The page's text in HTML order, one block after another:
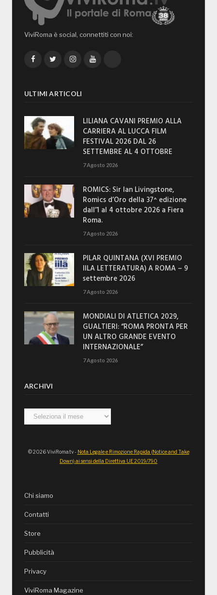
ViviRoma è social, connettiti con noi:
FacebookTwitterInstagramYouTube
ULTIMI ARTICOLI
LILIANA CAVANI PREMIO ALLA
CARRIERA AL LUCCA FILM
FESTIVAL 2026 DAL 26
SETTEMBRE AL 4 OTTOBRE
7 Agosto 2026
ROMICS: Sir Ian Livingstone,
Romics d’Oro della 37^ edizione
dall’1 al 4 ottobre 2026 a Fiera
Roma.
7 Agosto 2026
PILAR QUINTANA (XVI PREMIO
IILA LETTERATURA) A ROMA – 9
settembre 2026
7 Agosto 2026
MONDIALI DI ATLETICA 2029,
GUALTIERI: “ROMA PRONTA PER
UN ALTRO GRANDE EVENTO
INTERNAZIONALE”
7 Agosto 2026
ARCHIVI
Archivi
© 2026 ViviRoma.tv - Nota Legale e Rimozione Rapida (Notice and Take
Down) ai sensi della Direttiva UE 2019/790
Chi siamo
Contatti
Store
Pubblicità
Privacy
ViviRoma Magazine